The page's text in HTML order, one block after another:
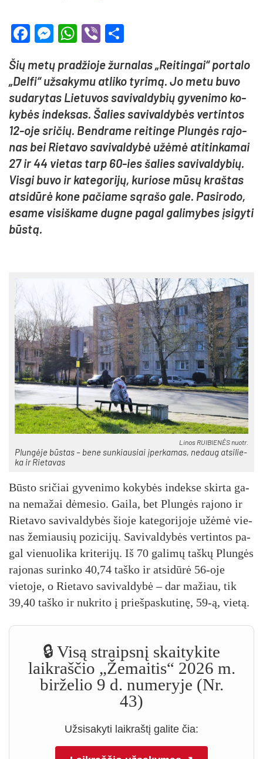
Facebook
Messenger
WhatsApp
Viber
Šių me­tų pra­džio­je žur­na­las „Rei­tin­gai“ po­rta­lo
„Del­fi“ už­sa­ky­mu at­li­ko ty­ri­mą. Jo me­tu bu­vo
su­da­ry­tas Lie­tu­vos sa­vi­val­dy­bių gy­ve­ni­mo ko­
ky­bės in­dek­sas. Ša­lies sa­vi­val­dy­bės ver­tin­tos
12-oje sri­čių. Bend­ra­me rei­tin­ge Plun­gės ra­jo­
nas bei Rie­ta­vo sa­vi­val­dy­bė užė­mė ati­tin­ka­mai
27 ir 44 vie­tas tarp 60-ies ša­lies sa­vi­val­dy­bių.
Vis­gi bu­vo ir ka­te­go­ri­jų, ku­rio­se mū­sų kraš­tas
at­si­dū­rė ko­ne pa­čia­me są­ra­šo ga­le. Pa­si­ro­do,
esa­me vi­siš­ka­me dug­ne pa­gal ga­li­my­bes įsi­gy­ti
būs­tą.
Li­nos RUI­BIE­NĖS nuo­tr.
Plun­gė­je būs­tas – be­ne sun­kiau­siai įper­ka­mas, nedaug at­si­lie­
ka ir Rie­ta­vas
Būs­to sri­čiai gy­ve­ni­mo ko­ky­bės in­dek­se ski­rta ga­
na ne­ma­žai dė­me­sio. Gai­la, bet Plun­gės ra­jo­no ir
Rie­ta­vo sa­vi­val­dy­bės šio­je ka­te­go­ri­jo­je užė­mė vie­
nas že­miau­sių po­zi­ci­jų. Sa­vi­val­dy­bės ver­tin­tos pa­
gal vie­nuo­li­ka kri­te­ri­jų. Iš 70 ga­li­mų taš­kų Plun­gės
ra­jo­nas su­rin­ko 40,74 taš­ko ir at­si­dū­rė 56-oje
vietoje, o Rie­ta­vo sa­vi­val­dy­bė – dar ma­žiau, tik
39,40 taš­ko ir nu­kri­to į prieš­pas­ku­ti­nę, 59-ą, vie­tą.
🔒 Visą straipsnį skaitykite
laikraščio „Žemaitis“ 2026 m.
birželio 9 d. numeryje (Nr.
43)
Užsisakyti laikraštį galite čia: